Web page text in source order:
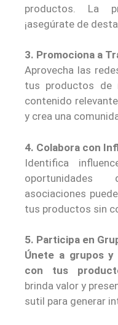
productos. La
¡asegúrate de
3. Promociona a
Aprovecha las
tus productos de
contenido
y crea una
4. Colabora con
Identifica
asociaciones
tus productos sin
5. Participa en
Únete a grupos y
con tus
brinda valor y
sutil para generar